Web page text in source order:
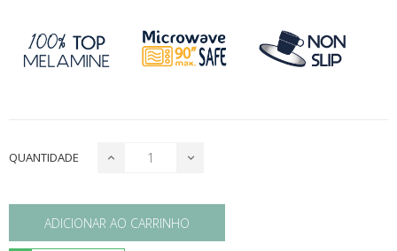
QUANTIDADE
ADICIONAR AO CARRINHO